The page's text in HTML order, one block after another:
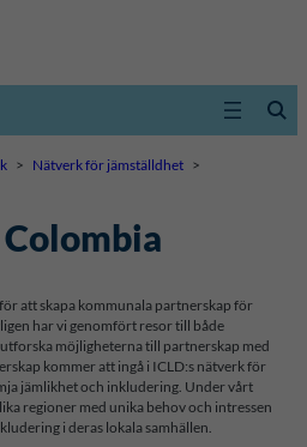
> Nätverk för jämställdhet >
att skapa kommunala partnerskap för
har vi genomfört resor till både
möjligheterna till partnerskap med
kommer att ingå i ICLD:s nätverk för
jämlikhet och inkludering. Under vårt
regioner med unika behov och intressen
i deras lokala samhällen.